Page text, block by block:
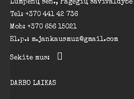
Lumpėnų sen., Pagėgių savivaldybė
Tel: +370 441 42 736
Mob: +370 656 15021
El.p.: m.jankausmuz@gmail.com
Sekite mus:
DARBO LAIKAS